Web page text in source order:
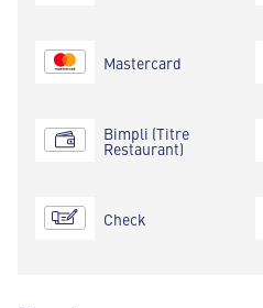
Mastercard
Bimpli (Titre
Restaurant)
Check